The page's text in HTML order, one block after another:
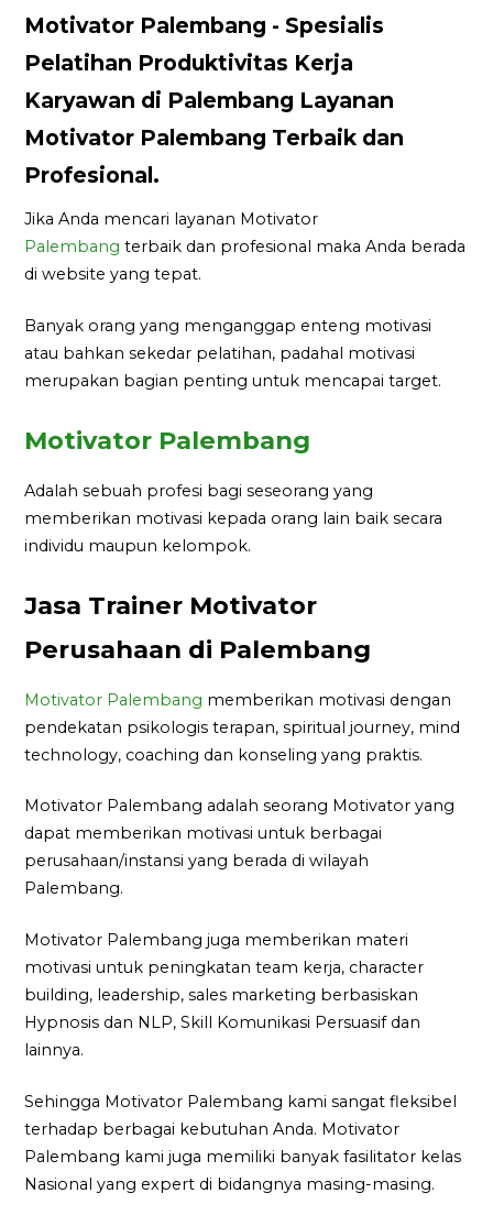
Motivator Palembang - Spesialis
Pelatihan Produktivitas Kerja
Karyawan di Palembang Layanan
Motivator Palembang Terbaik dan
Profesional.
Jika Anda mencari layanan Motivator
Palembang terbaik dan profesional maka Anda berada
di website yang tepat.
Banyak orang yang menganggap enteng motivasi
atau bahkan sekedar pelatihan, padahal motivasi
merupakan bagian penting untuk mencapai target.
Motivator Palembang
Adalah sebuah profesi bagi seseorang yang
memberikan motivasi kepada orang lain baik secara
individu maupun kelompok.
Jasa Trainer Motivator
Perusahaan di Palembang
Motivator Palembang memberikan motivasi dengan
pendekatan psikologis terapan, spiritual journey, mind
technology, coaching dan konseling yang praktis.
Motivator Palembang adalah seorang Motivator yang
dapat memberikan motivasi untuk berbagai
perusahaan/instansi yang berada di wilayah
Palembang.
Motivator Palembang juga memberikan materi
motivasi untuk peningkatan team kerja, character
building, leadership, sales marketing berbasiskan
Hypnosis dan NLP, Skill Komunikasi Persuasif dan
lainnya.
Sehingga Motivator Palembang kami sangat fleksibel
terhadap berbagai kebutuhan Anda. Motivator
Palembang kami juga memiliki banyak fasilitator kelas
Nasional yang expert di bidangnya masing-masing.